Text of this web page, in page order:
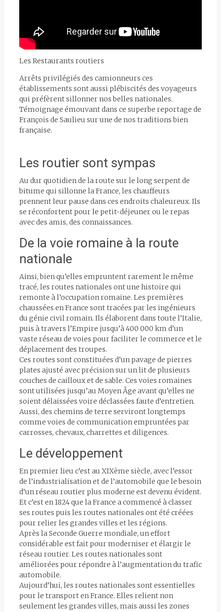
Les Restaurants routiers
Arrêts privilégiés des camionneurs ces
établissements sont aussi plébiscités des voyageurs
qui préfèrent sillonner nos belles nationales.
Témoignage émouvant dans ce superbe reportage de
François de Saulieu sur une de nos traditions bien
française.
Les routier sont sympas
Au dur quotidien de la route sur le long serpent de
bitume qui sillonne la France, les chauffeurs
prennent leur pause dans ces endroits chaleureux. Ils
se réconfortent pour le petit-déjeuner ou le repas
avec des amis, des connaissances.
De la voie romaine à la route
nationale
Ainsi, bien qu’elles empruntent rarement le même
tracé, les routes nationales ont une histoire qui
remonte à l’occupation romaine. Les premières
chaussées en France sont tracées par les ingénieurs
du génie civil romain. Ils élaborent dans toute l’Italie,
puis à travers l’Empire jusqu’à 400 000 km d’un
vaste réseau de voies pour faciliter le commerce et le
déplacement des troupes.
Ces routes sont constituées d’un pavage de pierres
plates ajusté avec précision sur un lit de plusieurs
couches de cailloux et de sable. Ces voies romaines
sont utilisées jusqu’au Moyen Âge avant qu’elles ne
soient délaissées voire déclassées faute d’entretien.
Aussi, des chemins de terre serviront longtemps
comme voies de communication empruntées par
carrosses, chevaux, charrettes et diligences.
Le développement
En premier lieu c’est au XIXème siècle, avec l’essor
de l’industrialisation et de l’automobile que le besoin
d’un réseau routier plus moderne est devenu évident.
Et c’est en 1824 que la France a commencé à classer
ses routes puis les routes nationales ont été créées
pour relier les grandes villes et les régions.
Après la Seconde Guerre mondiale, un effort
considérable est fait pour moderniser et élargir le
réseau routier. Les routes nationales sont
améliorées pour répondre à l’augmentation du trafic
automobile.
Aujourd’hui, les routes nationales sont essentielles
pour le transport en France. Elles relient non
seulement les grandes villes, mais aussi les zones